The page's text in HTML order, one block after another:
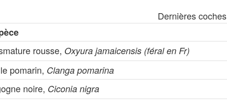
Dernières coches
rousse, Oxyura jamaicensis (féral en Fr)
pomarin, Clanga pomarina
noire, Ciconia nigra